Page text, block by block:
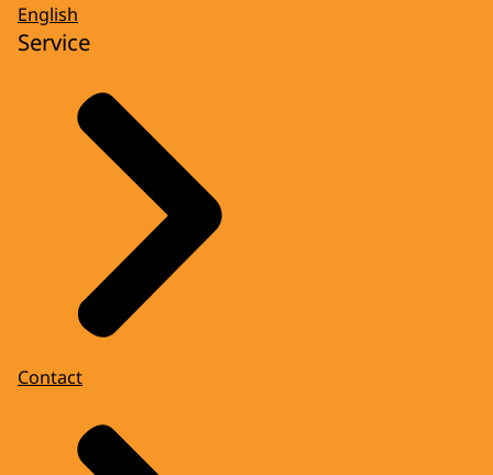
English
Service
Contact